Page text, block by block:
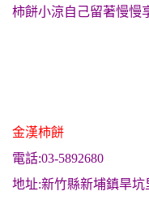
柿餅小涼自己留著慢慢
金漢柿餅
電話:03-5892680
地址:新竹縣新埔鎮旱坑